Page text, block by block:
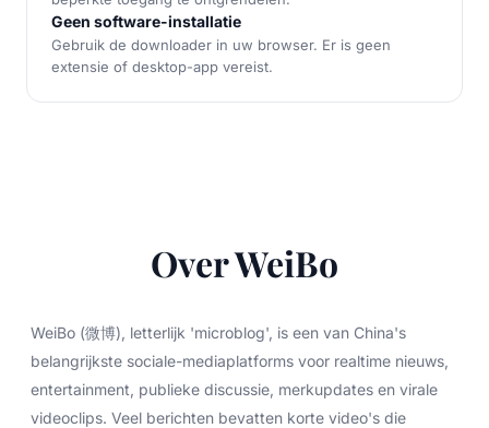
Geen software-installatie
Gebruik de downloader in uw browser. Er is geen
extensie of desktop-app vereist.
Over WeiBo
WeiBo (微博), letterlijk 'microblog', is een van China's
belangrijkste sociale-mediaplatforms voor realtime nieuws,
entertainment, publieke discussie, merkupdates en virale
videoclips. Veel berichten bevatten korte video's die